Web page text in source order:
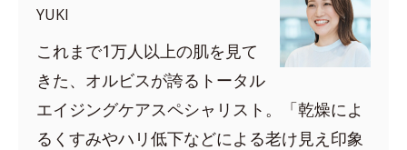
YUKI
これまで1万人以上の肌を見て
きた、オルビスが誇るトータル
エイジングケアスペシャリスト。「乾燥によ
るくすみやハリ低下などによる老け見え印象